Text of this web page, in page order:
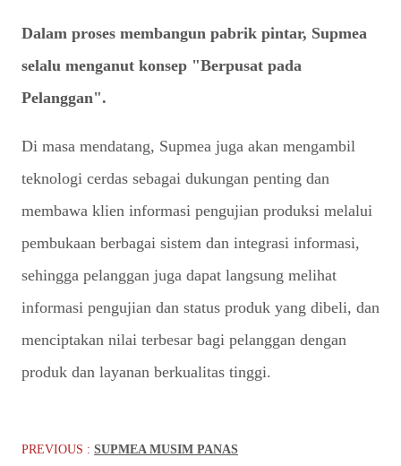
Dalam proses membangun pabrik pintar, Supmea
selalu menganut konsep "Berpusat pada
Pelanggan".
Di masa mendatang, Supmea juga akan mengambil
teknologi cerdas sebagai dukungan penting dan
membawa klien informasi pengujian produksi melalui
pembukaan berbagai sistem dan integrasi informasi,
sehingga pelanggan juga dapat langsung melihat
informasi pengujian dan status produk yang dibeli, dan
menciptakan nilai terbesar bagi pelanggan dengan
produk dan layanan berkualitas tinggi.
PREVIOUS : SUPMEA MUSIM PANAS